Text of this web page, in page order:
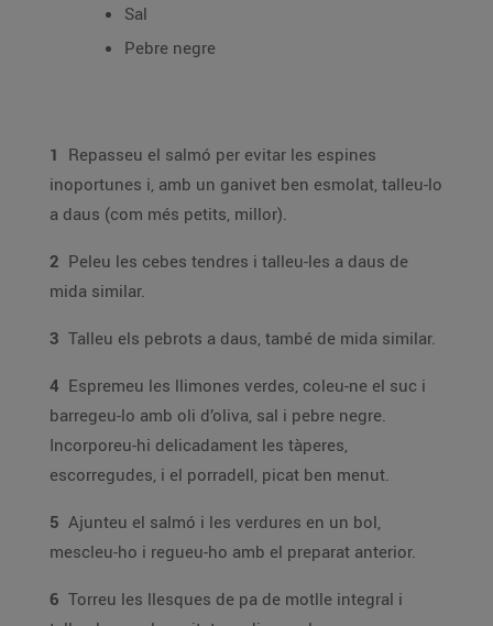
Sal
Pebre negre
1 Repasseu el salmó per evitar les espines
inoportunes i, amb un ganivet ben esmolat, talleu-lo
a daus (com més petits, millor).
2 Peleu les cebes tendres i talleu-les a daus de
mida similar.
3 Talleu els pebrots a daus, també de mida similar.
4 Espremeu les llimones verdes, coleu-ne el suc i
barregeu-lo amb oli d’oliva, sal i pebre negre.
Incorporeu-hi delicadament les tàperes,
escorregudes, i el porradell, picat ben menut.
5 Ajunteu el salmó i les verdures en un bol,
mescleu-ho i regueu-ho amb el preparat anterior.
6 Torreu les llesques de pa de motlle integral i